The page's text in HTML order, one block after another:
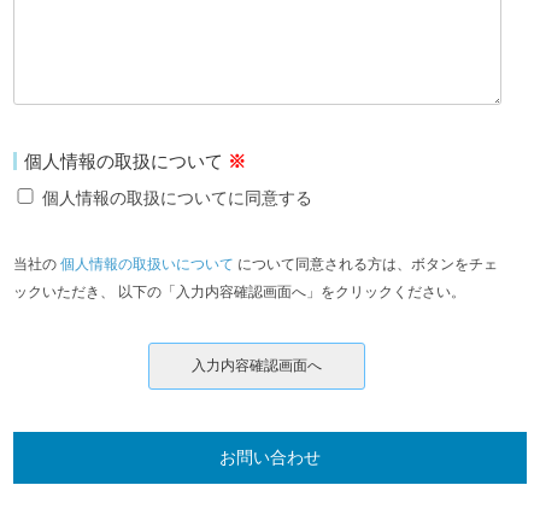
個人情報の取扱について ※
個人情報の取扱についてに同意する
当社の個人情報の取扱いについて について同意される方は、ボタンをチェ
ックいただき、 以下の「入力内容確認画面へ」をクリックください。
お問い合わせ